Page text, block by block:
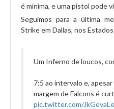
é minima, e uma pistol pode
Seguimos para a última
Strike em Dallas, nos
Um Inferno de loucos,
7:5 ao intervalo e,
margem de Falcons é
pic.twitter.com/